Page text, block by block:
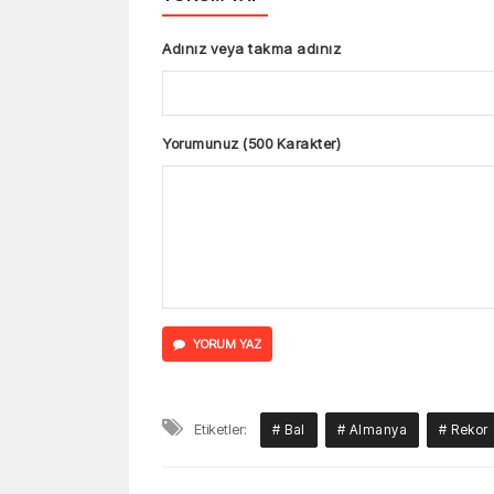
Adınız veya takma adınız
Yorumunuz (500 Karakter)
YORUM YAZ
Etiketler: # Bal # Almanya # Rekor